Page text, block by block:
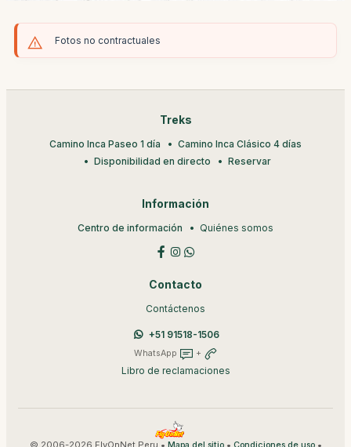
Fotos no contractuales
Treks
Camino Inca Paseo 1 día
Camino Inca Clásico 4 días
Disponibilidad en directo
Reservar
Información
Centro de información Quiénes somos
Contacto
Contáctenos
+51 91518-1506
WhatsApp +
Libro de reclamaciones
© 2006-2026 FlyOnNet Peru • • •